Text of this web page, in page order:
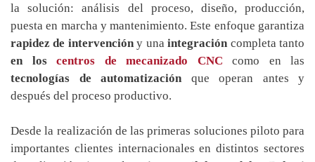
la solución: análisis del proceso, diseño, producción,
puesta en marcha y mantenimiento. Este enfoque garantiza
rapidez de intervencióny unaintegración completa tanto
en los centros de mecanizado CNC como en las
tecnologías de automatización que operan antes y
después del proceso productivo.
Desde la realización de las primeras soluciones piloto para
importantes clientes internacionales en distintos sectores